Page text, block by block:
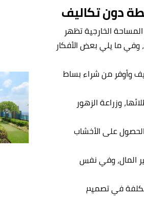
دون تكاليف
الخارجية تظهر
وفي ما يلي بعض الأفكار
وأوفر من شراء بساط
وزراعة الزهور
على الأخشاب
المال، وفي نفس
في تصميم